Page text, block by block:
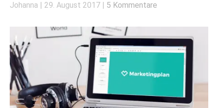
Johanna 29. August 2017 5 Kommentare